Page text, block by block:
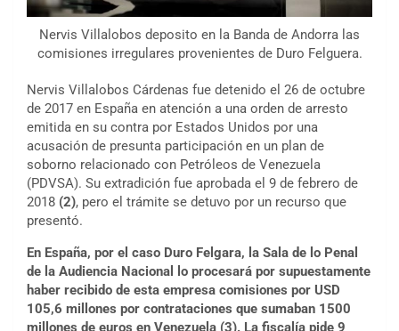
Nervis Villalobos deposito en la Banda de Andorra las
comisiones irregulares provenientes de Duro Felguera.
Nervis Villalobos Cárdenas fue detenido el 26 de octubre
de 2017 en España en atención a una orden de arresto
emitida en su contra por Estados Unidos por una
acusación de presunta participación en un plan de
soborno relacionado con Petróleos de Venezuela
(PDVSA). Su extradición fue aprobada el 9 de febrero de
2018 (2), pero el trámite se detuvo por un recurso que
presentó.
En España, por el caso Duro Felgara, la Sala de lo Penal
de la Audiencia Nacional lo procesará por supuestamente
haber recibido de esta empresa comisiones por USD
105,6 millones por contrataciones que sumaban 1500